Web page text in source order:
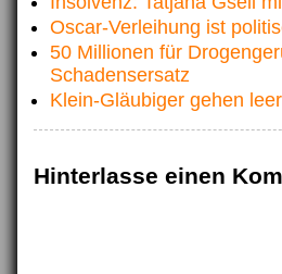
Oscar-Verleihung ist
50 Millionen für
Schadensersatz
Klein-Gläubiger gehen
Hinterlasse einen